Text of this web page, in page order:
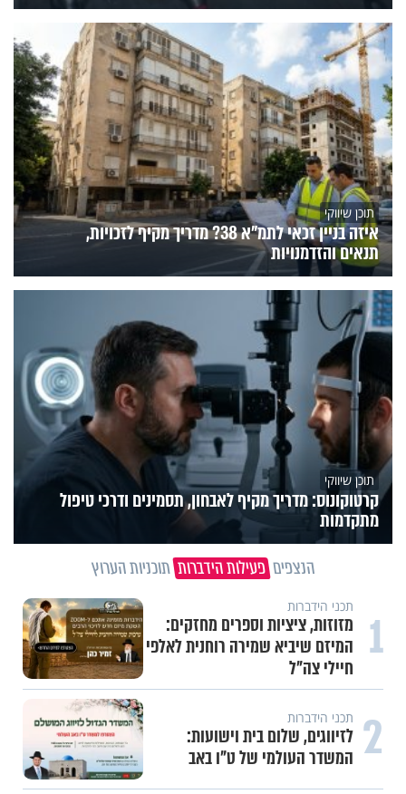
תוכן שיווקי
איזה בניין זכאי לתמ"א 38? מדריך מקיף לזכויות,
תנאים והזדמנויות
תוכן שיווקי
קרטוקונוס: מדריך מקיף לאבחון, תסמינים ודרכי טיפול
מתקדמות
הנצפים פעילות הידברות תוכניות הערוץ
1 תכני הידברות
מזוזות, ציציות וספרים מחזקים:
המיזם שיביא שמירה רוחנית לאלפי
חיילי צה"ל
2 תכני הידברות
לזיווגים, שלום בית וישועות:
המשדר העולמי של ט"ו באב